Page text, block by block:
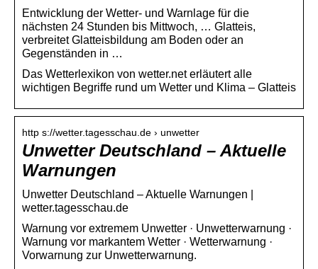
Entwicklung der Wetter- und Warnlage für die
nächsten 24 Stunden bis Mittwoch, … Glatteis,
verbreitet Glatteisbildung am Boden oder an
Gegenständen in …
Das Wetterlexikon von wetter.net erläutert alle
wichtigen Begriffe rund um Wetter und Klima – Glatteis
http s://wetter.tagesschau.de › unwetter
Unwetter Deutschland – Aktuelle
Warnungen
Unwetter Deutschland – Aktuelle Warnungen |
wetter.tagesschau.de
Warnung vor extremem Unwetter · Unwetterwarnung ·
Warnung vor markantem Wetter · Wetterwarnung ·
Vorwarnung zur Unwetterwarnung.